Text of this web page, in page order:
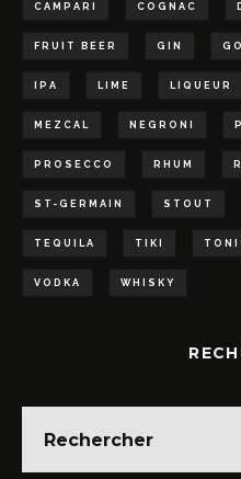
CAMPARI COGNAC
FRUIT BEER GIN
IPA LIME LIQUEUR
MEZCAL NEGRONI
PROSECCO RHUM
ST-GERMAIN STOUT
TEQUILA TIKI
VODKA WHISKY